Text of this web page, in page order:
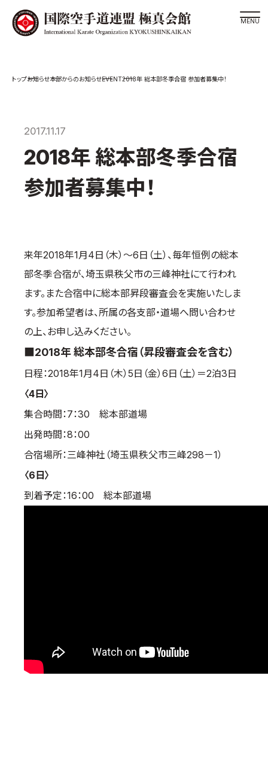
大山倍達総裁 紹介
松井章奎館長 紹介
極真の歴史
役員紹介
各委員会紹介
国際空手道連盟について
本部からのお知らせ
支部からのお知らせ
公式大会
入門のご案内
青少年部・保護者の方へ
お知らせ本部からのお知らせEVENT2018年 総本部冬季合宿 参加者募集中！
2017.11.17
2018年 総本部冬季合宿
参加者募集中！
来年2018年1月4日（木）〜6日（土）、毎年恒例の総本
部冬季合宿が、埼玉県秩父市の三峰神社にて行われ
ます。また合宿中に総本部昇段審査会を実施いたしま
す。参加希望者は、所属の各支部・道場へ問い合わせ
の上、お申し込みください。
■2018年 総本部冬合宿（昇段審査会を含む）
日程：2018年1月4日（木）5日（金）6日（土）＝2泊3日
〈4日〉
集合時間：7：30 総本部道場
出発時間：8：00
合宿場所：三峰神社（埼玉県秩父市三峰298－1）
〈6日〉
到着予定：16：00 総本部道場